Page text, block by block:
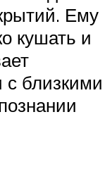
Ему
кушать и
с близкими